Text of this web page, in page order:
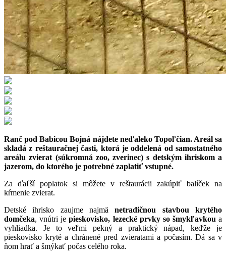
Ranč pod Babicou Bojná nájdete neďaleko Topoľčian. Areál sa
skladá z reštauračnej časti, ktorá je oddelená od samostatného
areálu zvierat (súkromná zoo, zverinec) s detským ihriskom a
jazerom, do ktorého je potrebné zaplatiť vstupné.
Za ďaľší poplatok si môžete v reštaurácii zakúpiť balíček na
kŕmenie zvierat.
Detské ihrisko zaujme najmänetradičnou stavbou krytého
domčeka, vnútri jepieskovisko, lezecké prvky so šmykľavkou a
vyhliadka. Je to veľmi pekný a praktický nápad, keďže je
pieskovisko kryté a chránené pred zvieratami a počasím. Dá sa v
ňom hrať a šmýkať počas celého roka.